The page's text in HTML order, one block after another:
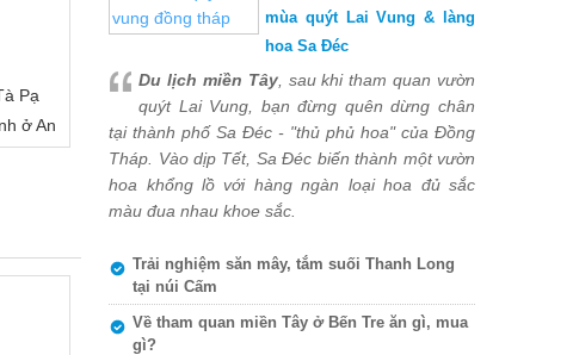
Pạ
ở An
mùa quýt Lai Vung & làng
hoa Sa Đéc
Du lịch miền Tây, sau khi tham quan vườn
quýt Lai Vung, bạn đừng quên dừng chân
tại thành phố Sa Đéc - "thủ phủ hoa" của Đồng
Tháp. Vào dịp Tết, Sa Đéc biến thành một vườn
hoa khổng lồ với hàng ngàn loại hoa đủ sắc
màu đua nhau khoe sắc.
Trải nghiệm săn mây, tắm suối Thanh Long
tại núi Cấm
Về tham quan miền Tây ở Bến Tre ăn gì, mua
gì?